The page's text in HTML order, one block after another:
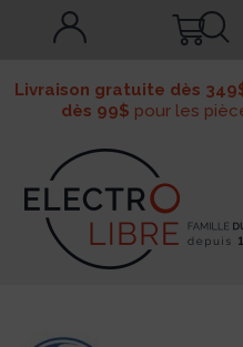
Livraison gratuite dès
dès 99$ pour les